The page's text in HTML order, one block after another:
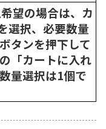
望の場合は、カ
選択、必要数量
タンを押下して
「カートに入れ
量選択は1個で